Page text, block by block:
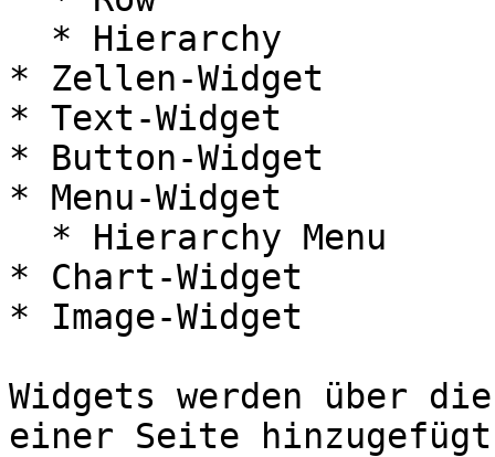
* Zellen-Widget
* Text-Widget
* Button-Widget
* Menu-Widget
* Chart-Widget
* Image-Widget
Widgets werden über
einer Seite